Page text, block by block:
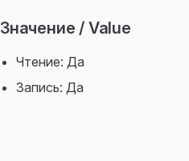
Значение / Value
Чтение: Да
Запись: Да